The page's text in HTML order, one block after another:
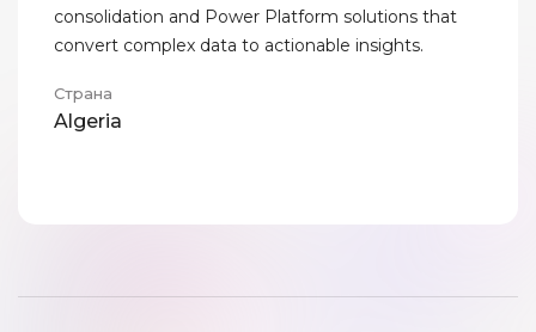
consolidation and Power Platform solutions that
convert complex data to actionable insights.
Страна
Algeria